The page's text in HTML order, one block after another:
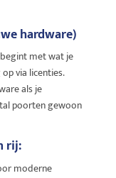
hardware)
met wat je
via licenties.
als je
poorten gewoon
rij:
moderne